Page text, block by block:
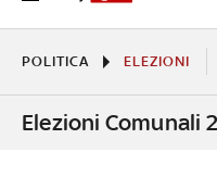
POLITICA ELEZIONI
Elezioni Comunali